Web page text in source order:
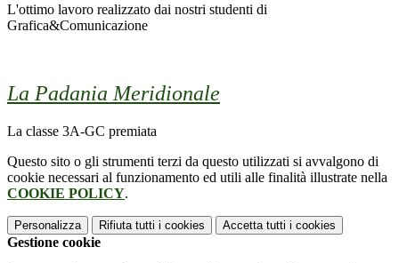
L'ottimo lavoro realizzato dai nostri studenti di
Grafica&Comunicazione
La Padania Meridionale
La classe 3A-GC premiata
Questo sito o gli strumenti terzi da questo utilizzati si avvalgono di
cookie necessari al funzionamento ed utili alle finalità illustrate nella
COOKIE POLICY.
Personalizza Rifiuta tutti i cookies Accetta tutti i cookies
Gestione cookie